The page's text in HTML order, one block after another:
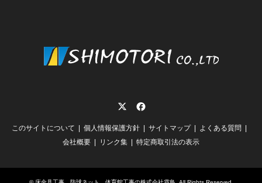
このサイトについて 個人情報保護方針 サイトマップ
よくある質問
会社概要
リンク集 特定商取引法の表示